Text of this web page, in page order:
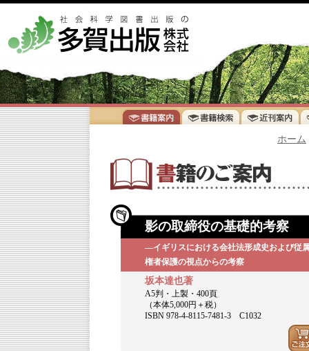
ホーム
影の取締役の基礎的考察
―イギリスにおける会社法形成史および従
権者保護の視点からの考察
坂本達也著
A5判・上製・400頁
（本体5,000円＋税）
ISBN 978-4-8115-7481-3 C1032